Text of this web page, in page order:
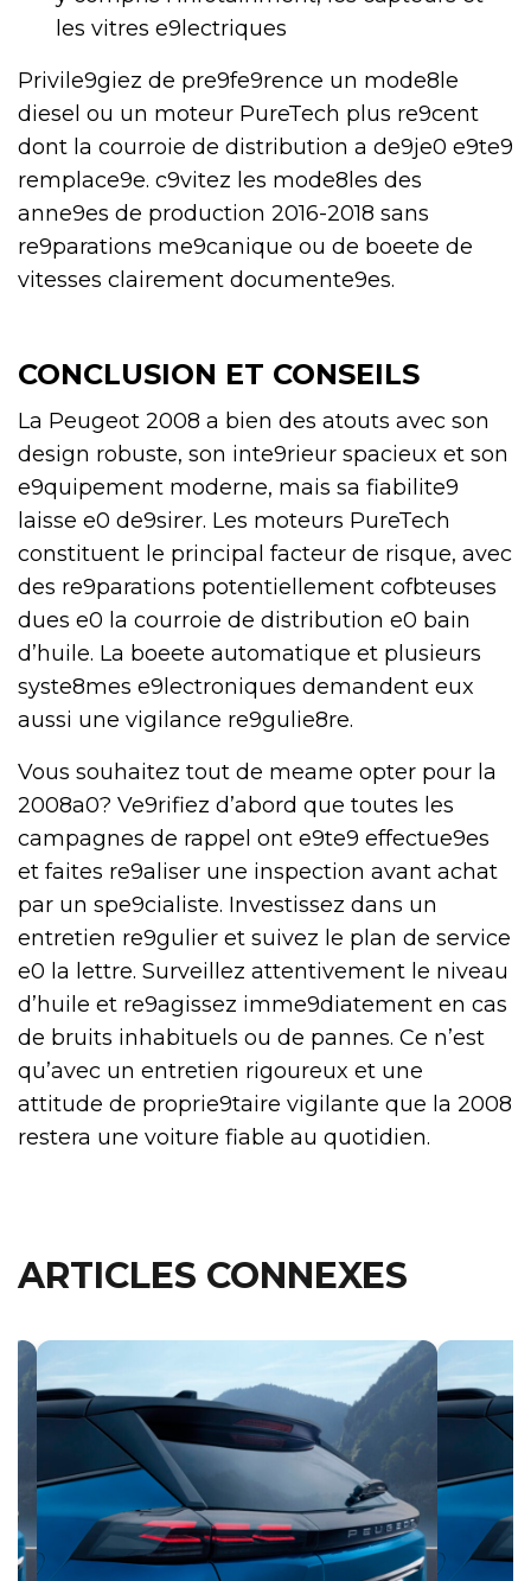
les vitres e9lectriques
Privile9giez de pre9fe9rence un mode8le
diesel ou un moteur PureTech plus re9cent
dont la courroie de distribution a de9je0 e9te9
remplace9e. c9vitez les mode8les des
anne9es de production 2016-2018 sans
re9parations me9canique ou de boeete de
vitesses clairement documente9es.
CONCLUSION ET CONSEILS
La Peugeot 2008 a bien des atouts avec son
design robuste, son inte9rieur spacieux et son
e9quipement moderne, mais sa fiabilite9
laisse e0 de9sirer. Les moteurs PureTech
constituent le principal facteur de risque, avec
des re9parations potentiellement cofbteuses
dues e0 la courroie de distribution e0 bain
d’huile. La boeete automatique et plusieurs
syste8mes e9lectroniques demandent eux
aussi une vigilance re9gulie8re.
Vous souhaitez tout de meame opter pour la
2008a0? Ve9rifiez d’abord que toutes les
campagnes de rappel ont e9te9 effectue9es
et faites re9aliser une inspection avant achat
par un spe9cialiste. Investissez dans un
entretien re9gulier et suivez le plan de service
e0 la lettre. Surveillez attentivement le niveau
d’huile et re9agissez imme9diatement en cas
de bruits inhabituels ou de pannes. Ce n’est
qu’avec un entretien rigoureux et une
attitude de proprie9taire vigilante que la 2008
restera une voiture fiable au quotidien.
ARTICLES CONNEXES